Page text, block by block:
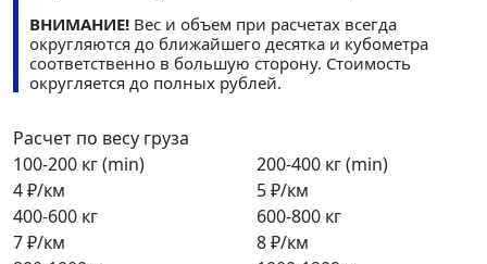
ВНИМАНИЕ! Вес и объем при расчетах всегда
округляются до ближайшего десятка и кубометра
соответственно в большую сторону. Стоимость
округляется до полных рублей.
Расчет по весу груза
100-200 кг (min)
4 ₽/км
200-400 кг (min)
5 ₽/км
400-600 кг
7 ₽/км
600-800 кг
8 ₽/км